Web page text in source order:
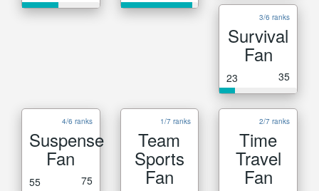
3/6 ranks
Survival
Fan
23 35
4/6 ranks
Suspense
Fan
55 75
1/7 ranks
Team
Sports
Fan
2/7 ranks
Time
Travel
Fan